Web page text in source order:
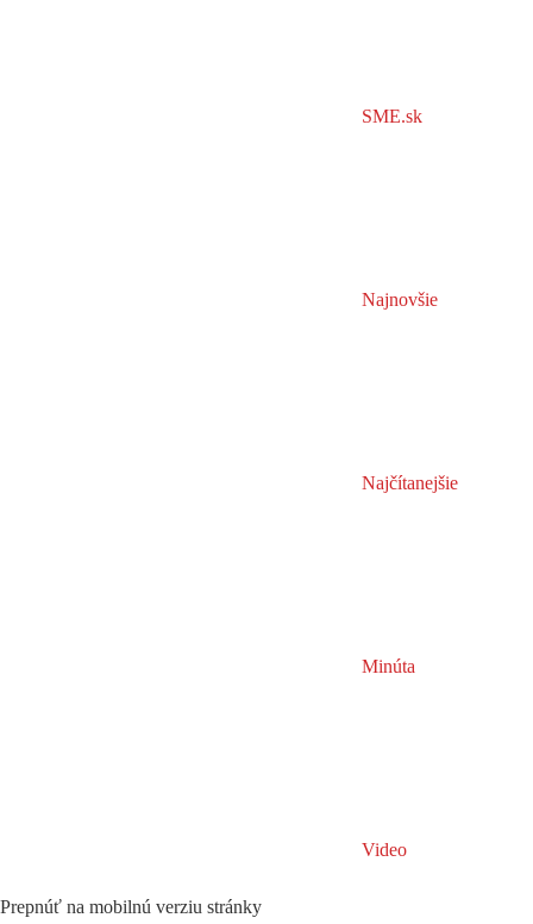
SME.sk
Najnovšie
Najčítanejšie
Minúta
Video
Prepnúť na mobilnú verziu stránky